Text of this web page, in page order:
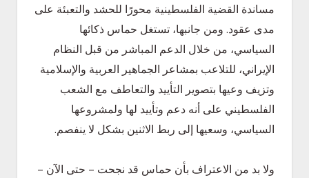
مساندة القضية الفلسطينية محورًا للحشد والتعبئة على
مدى عقود. ومن جانبها، تستغل حماس ذكائها
السياسي، من خلال الدعم المباشر من قبل النظام
الإيراني، للتلاعب بمشاعر الجماهير العربية والإسلامية
وتزيف وعيها بتصوير التأييد والتعاطف مع الشعب
الفلسطيني على أنه دعم وتأييد لها ولمشروعها
السياسي، وسعيها إلى ربط الاثنين بشكل لا ينفصم.
ولا بد من الاعتراف بأن حماس قد نجحت – حتى الآن –